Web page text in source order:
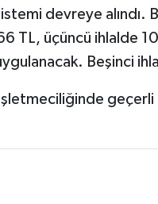
devreye alındı.
TL, üçüncü ihlalde
Beşinci